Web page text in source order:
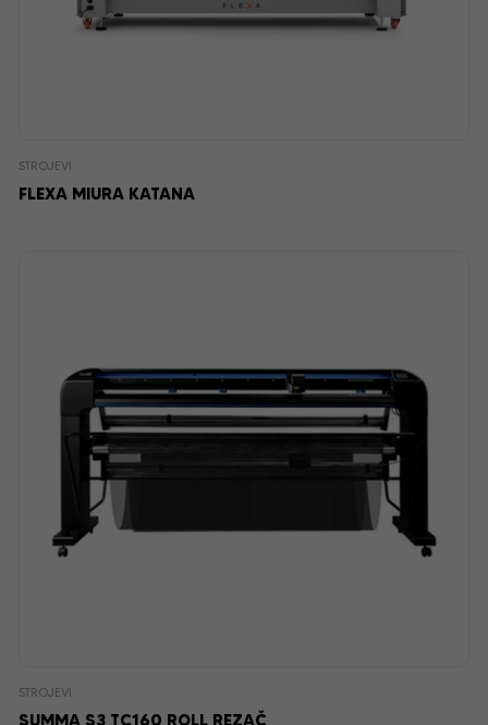
STROJEVI
FLEXA MIURA KATANA
STROJEVI
SUMMA S3 TC160 ROLL REZAČ